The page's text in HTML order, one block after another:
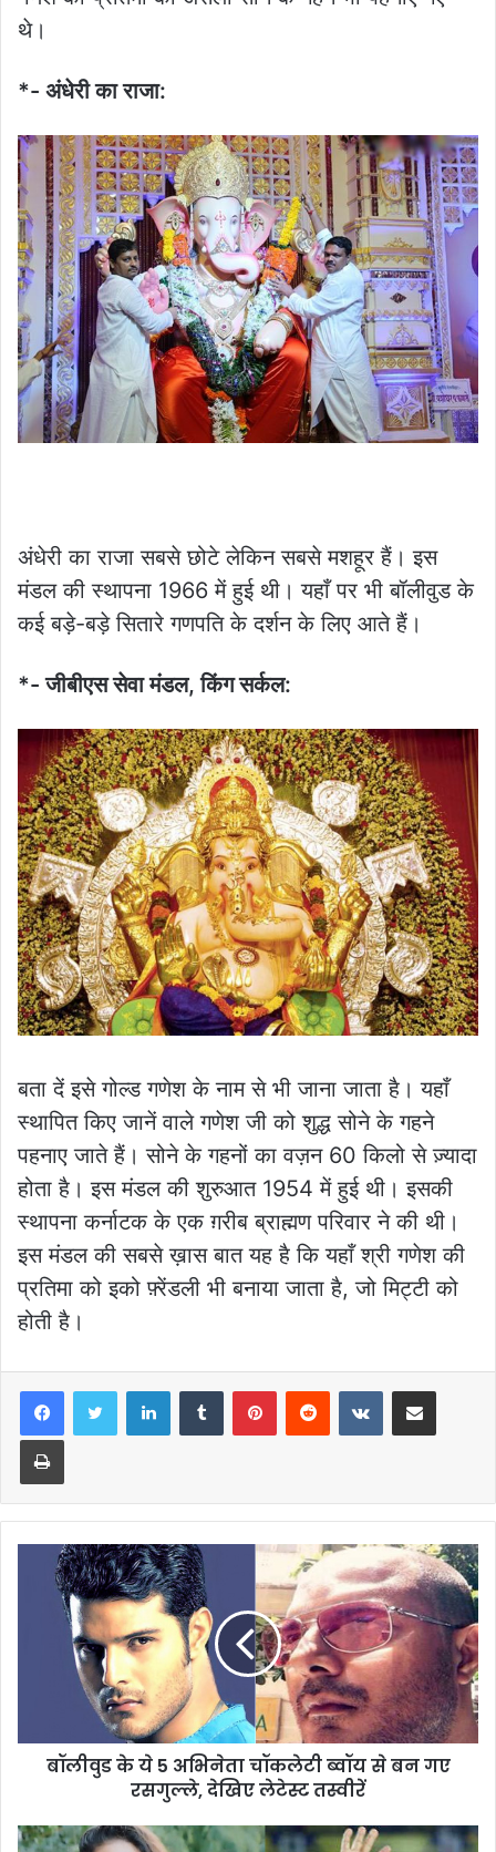
थे।
*- अंधेरी का राजा:
अंधेरी का राजा सबसे छोटे लेकिन सबसे मशहूर हैं। इस
मंडल की स्थापना 1966 में हुई थी। यहाँ पर भी बॉलीवुड के
कई बड़े-बड़े सितारे गणपति के दर्शन के लिए आते हैं।
*- जीबीएस सेवा मंडल, किंग सर्कल:
बता दें इसे गोल्ड गणेश के नाम से भी जाना जाता है। यहाँ
स्थापित किए जानें वाले गणेश जी को शुद्ध सोने के गहने
पहनाए जाते हैं। सोने के गहनों का वज़न 60 किलो से ज़्यादा
होता है। इस मंडल की शुरुआत 1954 में हुई थी। इसकी
स्थापना कर्नाटक के एक ग़रीब ब्राह्मण परिवार ने की थी।
इस मंडल की सबसे ख़ास बात यह है कि यहाँ श्री गणेश की
प्रतिमा को इको फ़्रेंडली भी बनाया जाता है, जो मिट्टी को
होती है।
LinkedInTumblr PinterestReddit VKontakteShare via Email
Print
बॉलीवुड के ये 5 अभिनेता चॉकलेटी ब्वॉय से बन गए
रसगुल्ले, देखिए लेटेस्ट तस्वीरें